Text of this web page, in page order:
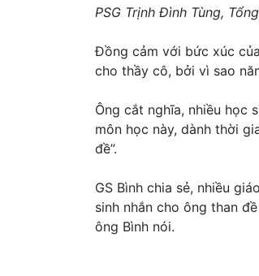
PSG Trịnh Đình Tùng,
Đồng cảm với bức xúc
cho thầy cô, bởi vì sao
Ông cắt nghĩa, nhiều học
môn học này, dành thời
đề”.
GS Bình chia sẻ, nhiều
sinh nhắn cho ông than
ông Bình nói.